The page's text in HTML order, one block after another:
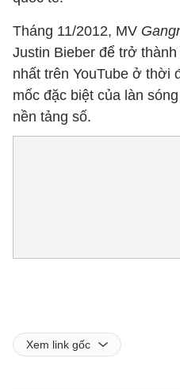
Tháng 11/2012, MV
Justin Bieber để trở
nhất trên YouTube ở thời
mốc đặc biệt của làn
nền tảng số.
Xem link gốc